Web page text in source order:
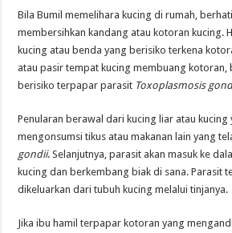
Bila Bumil memelihara kucing di rumah,
membersihkan kandang atau kotoran kucing.
kucing atau benda yang berisiko terkena
atau pasir tempat kucing membuang kotoran,
berisiko terpapar parasit Toxoplasmosis
Penularan berawal dari kucing liar atau
mengonsumsi tikus atau makanan lain yang
gondii. Selanjutnya, parasit akan masuk ke
kucing dan berkembang biak di sana. Parasit
dikeluarkan dari tubuh kucing melalui tinjanya.
Jika ibu hamil terpapar kotoran yang